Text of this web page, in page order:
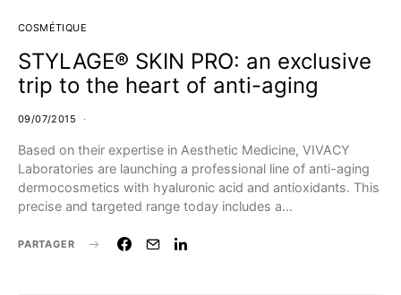
COSMÉTIQUE
STYLAGE® SKIN PRO: an exclusive
trip to the heart of anti-aging
09/07/2015
Based on their expertise in Aesthetic Medicine, VIVACY
Laboratories are launching a professional line of anti-aging
dermocosmetics with hyaluronic acid and antioxidants. This
precise and targeted range today includes a…
PARTAGER